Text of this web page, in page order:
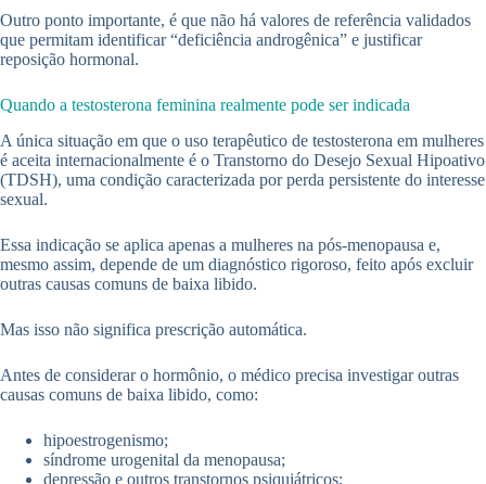
Outro ponto importante, é que não há valores de referência validados
que permitam identificar “deficiência androgênica” e justificar
reposição hormonal.
Quando a testosterona feminina realmente pode ser indicada
A única situação em que o uso terapêutico de testosterona em mulheres
é aceita internacionalmente é o Transtorno do Desejo Sexual Hipoativo
(TDSH), uma condição caracterizada por perda persistente do interesse
sexual.
Essa indicação se aplica apenas a mulheres na pós-menopausa e,
mesmo assim, depende de um diagnóstico rigoroso, feito após excluir
outras causas comuns de baixa libido.
Mas isso não significa prescrição automática.
Antes de considerar o hormônio, o médico precisa investigar outras
causas comuns de baixa libido, como:
hipoestrogenismo;
síndrome urogenital da menopausa;
depressão e outros transtornos psiquiátricos;